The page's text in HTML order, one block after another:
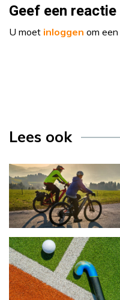
Geef een reactie
U moet inloggen om
Lees ook